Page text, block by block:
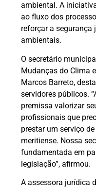
ambiental. A
ao fluxo dos
reforçar a segurança
ambientais.
O secretário
Mudanças do Clima
Marcos Barreto,
servidores públicos.
premissa valorizar
profissionais que
prestar um serviço
meritiense. Nossa
fundamentada em
legislação”, afirmou.
A assessora jurídica